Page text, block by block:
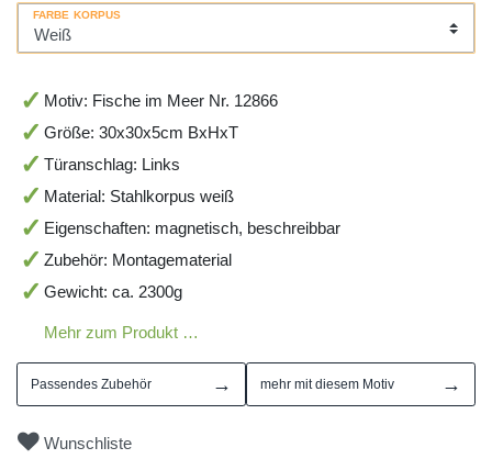
FARBE KORPUS
Motiv: Fische im Meer Nr. 12866
Größe: 30x30x5cm BxHxT
Türanschlag: Links
Material: Stahlkorpus weiß
Eigenschaften: magnetisch, beschreibbar
Zubehör: Montagematerial
Gewicht: ca. 2300g
Mehr zum Produkt …
Passendes Zubehör → mehr mit diesem Motiv →
Wunschliste